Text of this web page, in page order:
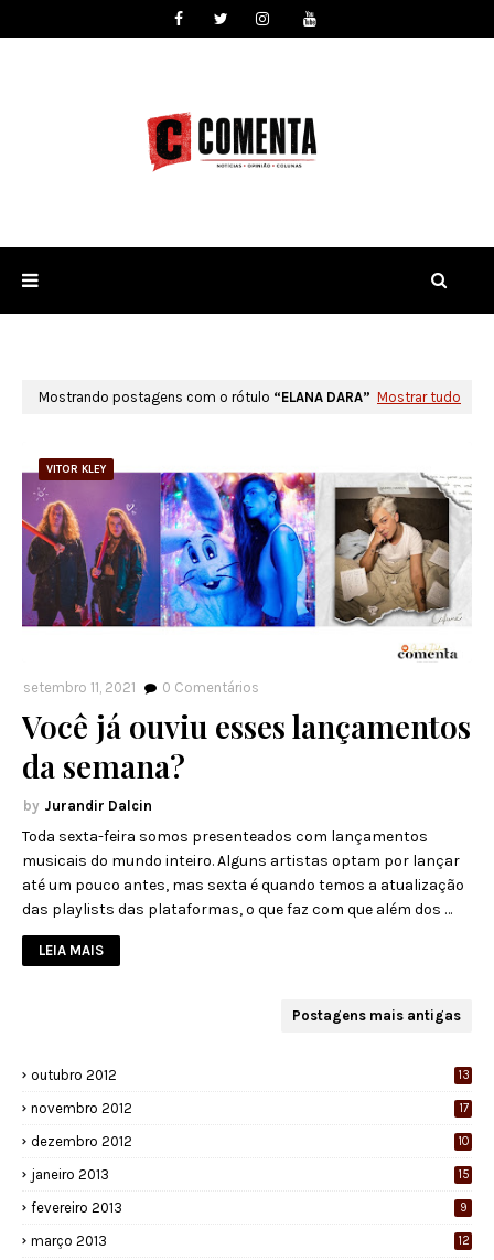
Mostrando postagens com o rótulo ELANA DARA Mostrar tudo
VITOR KLEY
setembro 11, 2021 0 Comentários
Você já ouviu esses lançamentos
da semana?
Jurandir Dalcin
Toda sexta-feira somos presenteados com lançamentos
musicais do mundo inteiro. Alguns artistas optam por lançar
até um pouco antes, mas sexta é quando temos a atualização
das playlists das plataformas, o que faz com que além dos …
LEIA MAIS
Postagens mais antigas
outubro 2012 13
novembro 2012 17
dezembro 2012 10
janeiro 2013 15
fevereiro 2013 9
março 2013 12